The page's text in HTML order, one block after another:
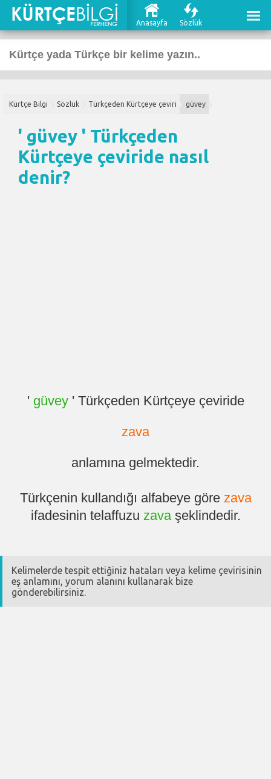
Anasayfa Sözlük
Kürtçe Bilgi Sözlük Türkçeden Kürtçeye çeviri güvey
' güvey ' Türkçeden
Kürtçeye çeviride nasıl
denir?
' güvey' Türkçeden Kürtçeye çeviride
zava
anlamına gelmektedir.
Türkçenin kullandığı alfabeye göre zava
ifadesinin telaffuzu zavaşeklindedir.
Kelimelerde tespit ettiğiniz hataları veya kelime çevirisinin
eş anlamını, yorum alanını kullanarak bize
gönderebilirsiniz.